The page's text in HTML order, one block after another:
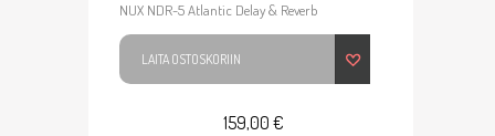
NUX NDR-5 Atlantic Delay & Reverb
LAITA OSTOSKORIIN
159,00 €